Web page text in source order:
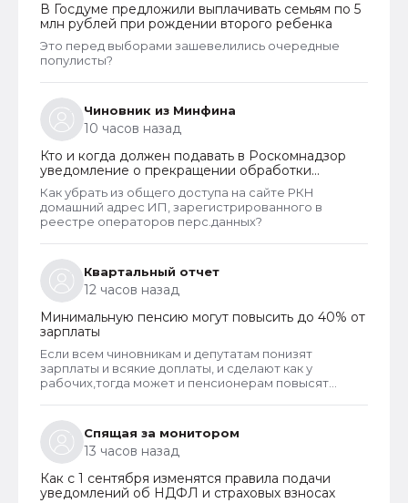
В Госдуме предложили выплачивать семьям по 5
млн рублей при рождении второго ребенка
Это перед выборами зашевелились очередные
популисты?
Чиновник из Минфина
10 часов назад
Кто и когда должен подавать в Роскомнадзор
уведомление о прекращении обработки
персональных данных
Как убрать из общего доступа на сайте РКН
домашний адрес ИП, зарегистрированного в
реестре операторов перс.данных?
Квартальный отчет
12 часов назад
Минимальную пенсию могут повысить до 40% от
зарплаты
Если всем чиновникам и депутатам понизят
зарплаты и всякие доплаты, и сделают как у
рабочих,тогда может и пенсионерам повысят
Спящая за монитором
13 часов назад
Как с 1 сентября изменятся правила подачи
уведомлений об НДФЛ и страховых взносах